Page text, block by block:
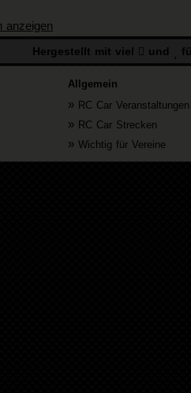
anzeigen
Hergestellt mit viel und
Allgemein
» RC Car Veranstaltungen
» RC Car Strecken
» Wichtig für Vereine